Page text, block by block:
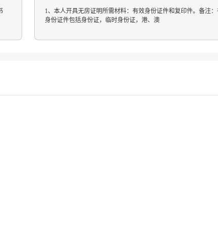
1、本人开具无房证明所需材料：有效身份证件和复印件。备注
身份证件包括身份证，临时身份证，港、澳